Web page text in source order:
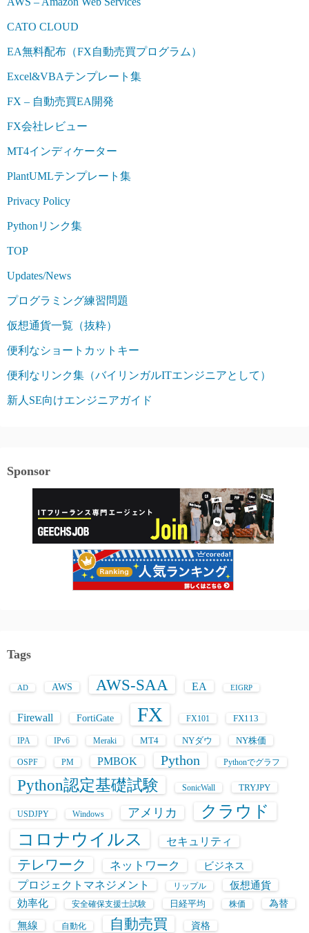
CATO CLOUD
EA無料配布（FX自動売買プログラム）
Excel&VBAテンプレート集
FX – 自動売買EA開発
FX会社レビュー
MT4インディケーター
PlantUMLテンプレート集
Privacy Policy
Pythonリンク集
TOP
Updates/News
プログラミング練習問題
仮想通貨一覧（抜粋）
便利なショートカットキー
便利なリンク集（バイリンガルITエンジニアとして）
新人SE向けエンジニアガイド
Sponsor
Tags
AD AWS AWS-SAA EA EIGRP
Firewall FortiGate FX FX101 FX113
IPA IPv6 Meraki MT4 NYダウ NY株価
OSPF PM PMBOK Python Pythonでグラフ
Python認定基礎試験 SonicWall TRYJPY
USDJPY Windows アメリカ クラウド
コロナウイルス セキュリティ
テレワーク ネットワーク ビジネス
プロジェクトマネジメント リップル 仮想通貨
効率化 安全確保支援士試験 日経平均 株価 為替
無線 自動化 自動売買 資格